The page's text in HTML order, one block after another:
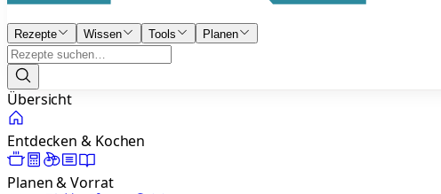
Rezepte Wissen Tools Planen
Übersicht
Entdecken & Kochen
Planen & Vorrat